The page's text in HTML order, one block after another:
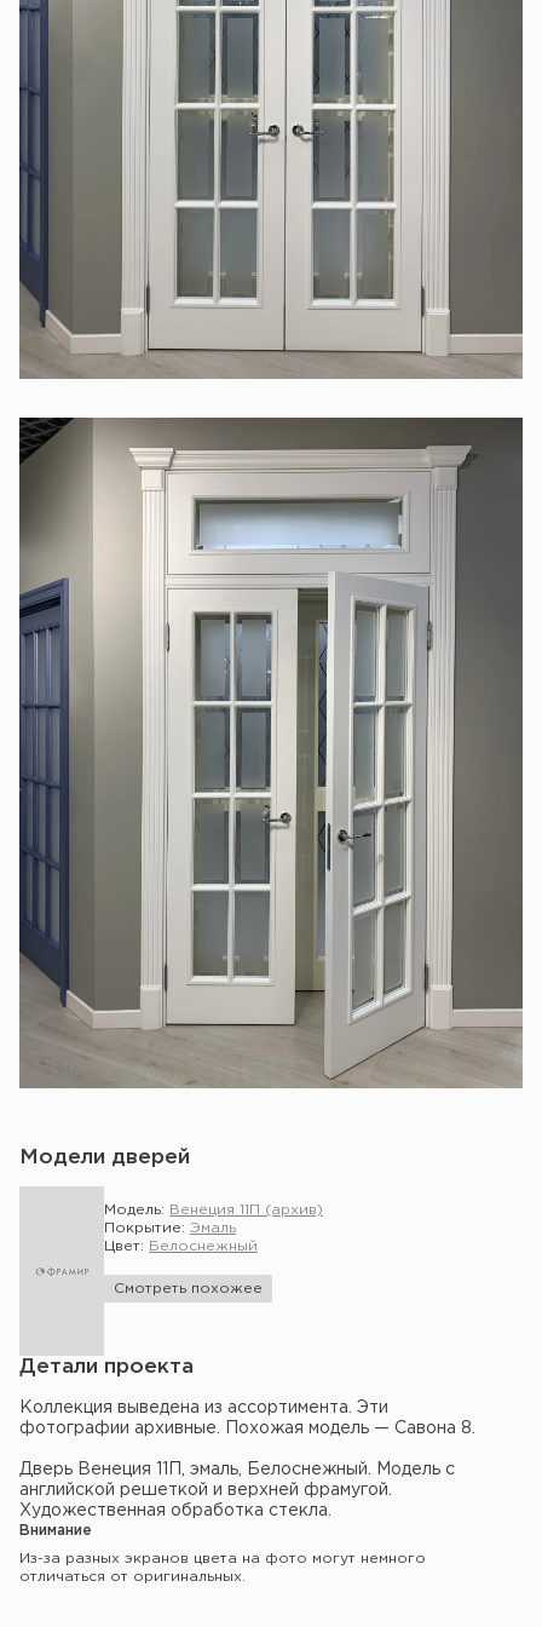
Модели дверей
Модель:
Венеция 11П (архив)
Покрытие: Эмаль
Цвет:
Белоснежный
Смотреть похожее
Детали проекта
Коллекция выведена из ассортимента. Эти
фотографии архивные. Похожая модель — Савона 8.
Дверь Венеция 11П, эмаль, Белоснежный. Модель с
английской решеткой и верхней фрамугой.
Художественная обработка стекла.
Внимание
Из-за разных экранов цвета на фото могут немного
отличаться от оригинальных.